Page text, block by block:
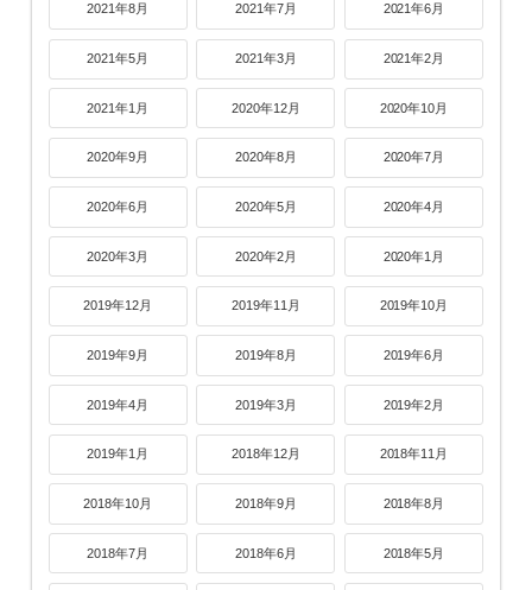
2021年8月 2021年7月 2021年6月
2021年5月 2021年3月 2021年2月
2021年1月 2020年12月 2020年10月
2020年9月 2020年8月 2020年7月
2020年6月 2020年5月 2020年4月
2020年3月 2020年2月 2020年1月
2019年12月 2019年11月 2019年10月
2019年9月 2019年8月 2019年6月
2019年4月 2019年3月 2019年2月
2019年1月 2018年12月 2018年11月
2018年10月 2018年9月 2018年8月
2018年7月 2018年6月 2018年5月